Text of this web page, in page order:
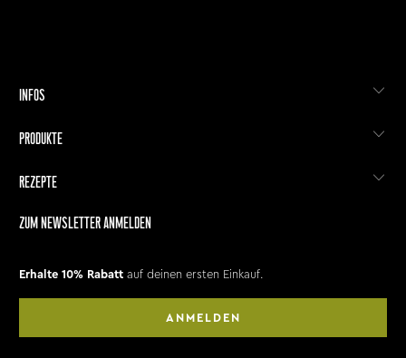
INFOS
PRODUKTE
REZEPTE
ZUM NEWSLETTER ANMELDEN
Erhalte 10% Rabatt auf deinen ersten Einkauf.
ANMELDEN